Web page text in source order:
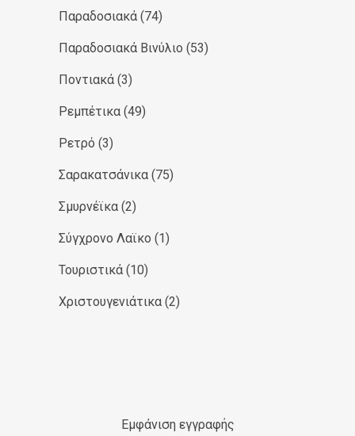
Παραδοσιακά (74)
Παραδοσιακά Βινύλιο (53)
Ποντιακά (3)
Ρεμπέτικα (49)
Ρετρό (3)
Σαρακατσάνικα (75)
Σμυρνέϊκα (2)
Σύγχρονο Λαϊκο (1)
Τουριστικά (10)
Χριστουγενιάτικα (2)
Εμφάνιση εγγραφής